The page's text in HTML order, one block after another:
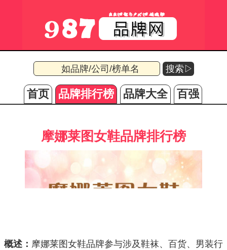
搜索▷
首页 品牌排行榜 品牌大全 百强
摩娜莱图女鞋品牌排行榜
概述： 摩娜莱图女鞋品牌参与涉及鞋袜、百货、男装行